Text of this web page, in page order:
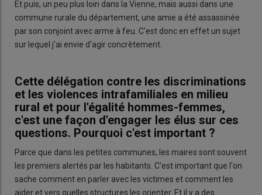
Et puis, un peu plus loin dans la Vienne, mais aussi dans une
commune rurale du département, une amie a été assassinée
par son conjoint avec arme à feu. C'est donc en effet un sujet
sur lequel j'ai envie d'agir concrètement.
Cette délégation contre les discriminations
et les violences intrafamiliales en milieu
rural et pour l'égalité hommes-femmes,
c'est une façon d'engager les élus sur ces
questions. Pourquoi c'est important ?
Parce que dans les petites communes, les maires sont souvent
les premiers alertés par les habitants. C'est important que l'on
sache comment en parler avec les victimes et comment les
aider et vers quelles structures les orienter. Et il y a des